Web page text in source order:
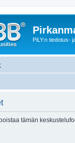
PiLY:n tiedotus-
tämän